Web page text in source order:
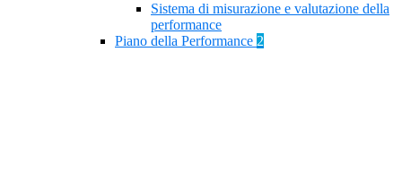
Sistema di misurazione e valutazione della
performance
Piano della Performance 2